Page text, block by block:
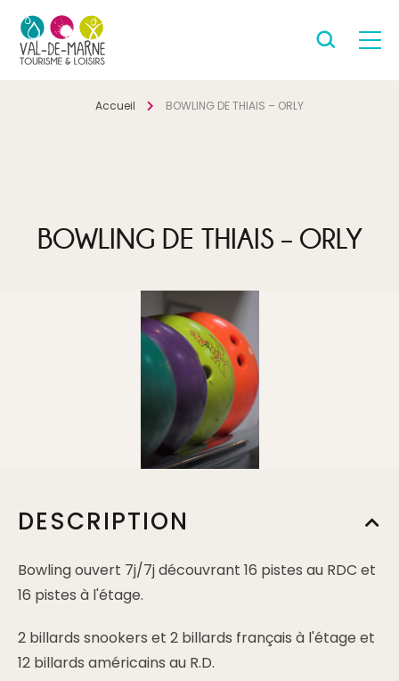
Accueil BOWLING DE THIAIS – ORLY
BOWLING DE THIAIS – ORLY
DESCRIPTION
Bowling ouvert 7j/7j découvrant 16 pistes au RDC et
16 pistes à l'étage.
2 billards snookers et 2 billards français à l'étage et
12 billards américains au R.D.